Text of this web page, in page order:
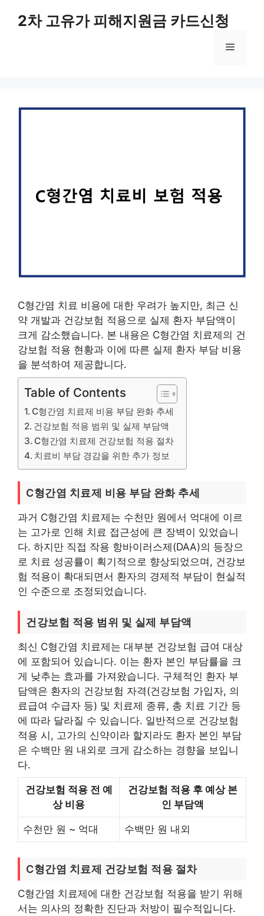
2차 고유가 피해지원금 카드신청
메
C형간염 치료 비용에 대한 우려가 높지만, 최근 신
약 개발과 건강보험 적용으로 실제 환자 부담액이
크게 감소했습니다. 본 내용은 C형간염 치료제의 건
강보험 적용 현황과 이에 따른 실제 환자 부담 비용
을 분석하여 제공합니다.
Table of Contents
C형간염 치료제 비용 부담 완화 추세
건강보험 적용 범위 및 실제 부담액
C형간염 치료제 건강보험 적용 절차
치료비 부담 경감을 위한 추가 정보
C형간염 치료제 비용 부담 완화 추세
과거 C형간염 치료제는 수천만 원에서 억대에 이르
는 고가로 인해 치료 접근성에 큰 장벽이 있었습니
다. 하지만 직접 작용 항바이러스제(DAA)의 등장으
로 치료 성공률이 획기적으로 향상되었으며, 건강보
험 적용이 확대되면서 환자의 경제적 부담이 현실적
인 수준으로 조정되었습니다.
건강보험 적용 범위 및 실제 부담액
최신 C형간염 치료제는 대부분 건강보험 급여 대상
에 포함되어 있습니다. 이는 환자 본인 부담률을 크
게 낮추는 효과를 가져왔습니다. 구체적인 환자 부
담액은 환자의 건강보험 자격(건강보험 가입자, 의
료급여 수급자 등) 및 치료제 종류, 총 치료 기간 등
에 따라 달라질 수 있습니다. 일반적으로 건강보험
적용 시, 고가의 신약이라 할지라도 환자 본인 부담
은 수백만 원 내외로 크게 감소하는 경향을 보입니
다.
건강보험 적용 전 예
상 비용
건강보험 적용 후 예상 본
인 부담액
수천만 원 ~ 억대 수백만 원 내외
C형간염 치료제 건강보험 적용 절차
C형간염 치료제에 대한 건강보험 적용을 받기 위해
서는 의사의 정확한 진단과 처방이 필수적입니다.